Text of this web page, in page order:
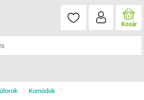
Kosár
Komódok